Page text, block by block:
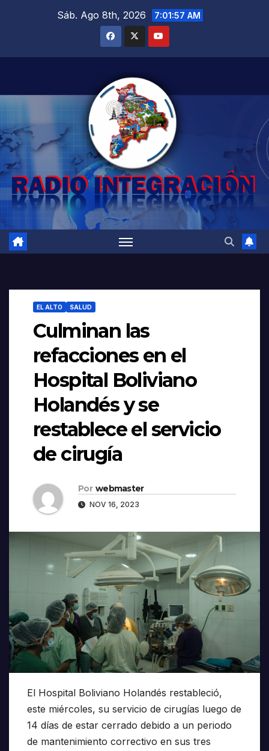
Sáb. Ago 8th, 2026 7:01:58 AM
EL ALTO SALUD
Culminan las
refacciones en el
Hospital Boliviano
Holandés y se
restablece el servicio
de cirugía
Por webmaster
NOV 16, 2023
El Hospital Boliviano Holandés restableció,
este miércoles, su servicio de cirugías luego de
14 días de estar cerrado debido a un periodo
de mantenimiento correctivo en sus tres